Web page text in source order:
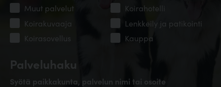
Palveluhaku
Syötä paikkakunta, palvelun nimi tai osoite
Muut palvelut
Koirahotelli
Koirakuvaaja
Lenkkeily ja patikointi
Koirasovellus
Kauppa